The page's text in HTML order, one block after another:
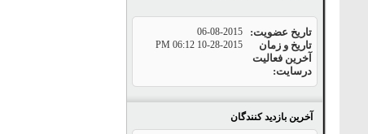
تاریخ عضویت 06-08-2015
تاریخ و زمان
آخرین فعالیت
درسایت
10-28-2015
06:12 PM
آخرین بازدید کنندگان